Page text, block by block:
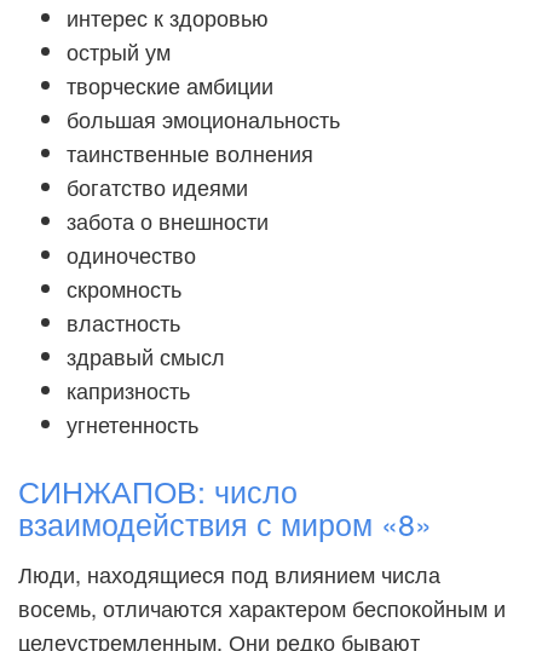
интерес к здоровью
острый ум
творческие амбиции
большая эмоциональность
таинственные волнения
богатство идеями
забота о внешности
одиночество
скромность
властность
здравый смысл
капризность
угнетенность
СИНЖАПОВ: число
взаимодействия с миром «8»
Люди, находящиеся под влиянием числа
восемь, отличаются характером беспокойным и
целеустремленным. Они редко бывают